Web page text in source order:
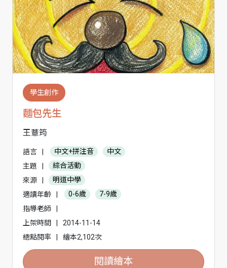
學生創作
麵包先生
王薏筠
語言 中文+拼注音
中文
主題
綜合活動
來源
明道中學
適讀年齡
0-6歲
7-9歲
指導老師
上架時間
2014-11-14
總點閱率
繪本2,102次
閱讀繪本